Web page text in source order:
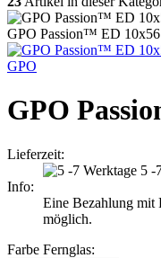
GPO Passion™ ED 10x56
GPO
GPO
Lieferzeit:
5 -
Info:
Eine Bezahlung mit
möglich.
Farbe Fernglas: